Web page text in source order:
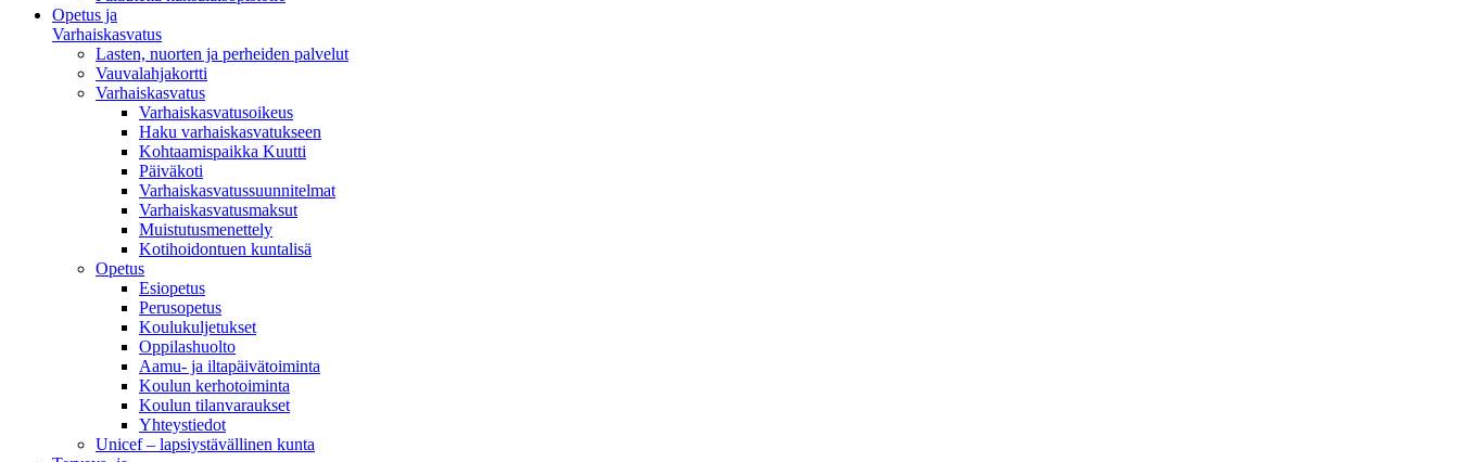
Opetus ja
Varhaiskasvatus
Lasten, nuorten ja perheiden palvelut
Vauvalahjakortti
Varhaiskasvatus
Varhaiskasvatusoikeus
Haku varhaiskasvatukseen
Kohtaamispaikka Kuutti
Päiväkoti
Varhaiskasvatussuunnitelmat
Varhaiskasvatusmaksut
Muistutusmenettely
Kotihoidontuen kuntalisä
Opetus
Esiopetus
Perusopetus
Koulukuljetukset
Oppilashuolto
Aamu- ja iltapäivätoiminta
Koulun kerhotoiminta
Koulun tilanvaraukset
Yhteystiedot
Unicef – lapsiystävällinen kunta